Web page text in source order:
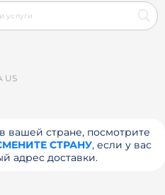
US
вашей стране, посмотрите
СТРАНУ, если у вас
адрес доставки.